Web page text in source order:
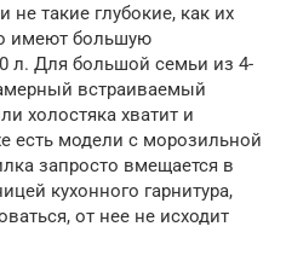
такие глубокие, как их
имеют большую
л. Для большой семьи из 4-
встраиваемый
холостяка хватит и
есть модели с морозильной
запросто вмещается в
кухонного гарнитура,
от нее не исходит